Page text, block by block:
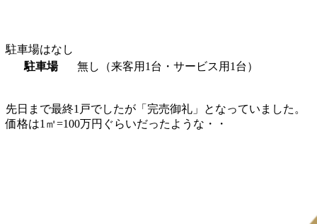
駐車場はなし
駐車場
無し（来客用1台・サービス用1台）
先日まで最終1戸でしたが「完売御礼」となっていました。
価格は1㎡=100万円ぐらいだったような・・